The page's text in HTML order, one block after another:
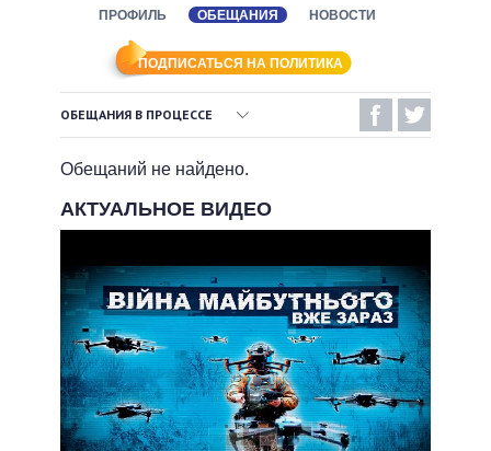
ВЕРХОВНАЯ РАДА
КАБИНЕТ МИНИСТРОВ
ГЛАВЫ ОБЛАДМИНИСТРАЦИЙ
МЭРЫ
ВИДЕО
ПОДДЕРЖАТЬ
СРАВНЕНИЕ ПОЛИТИКОВ
ПРОФИЛЬ ОБЕЩАНИЯ НОВОСТИ
ПОДПИСАТЬСЯ НА ПОЛИТИКА
ОБЕЩАНИЯ В ПРОЦЕССЕ
ОБЕЩАНИЯ В ПРОЦЕССЕ
ВСЕ ОБЕЩАНИЯ
АРХИВНЫЕ ОБЕЩАНИЯ
Обещаний не найдено.
АКТУАЛЬНОЕ ВИДЕО